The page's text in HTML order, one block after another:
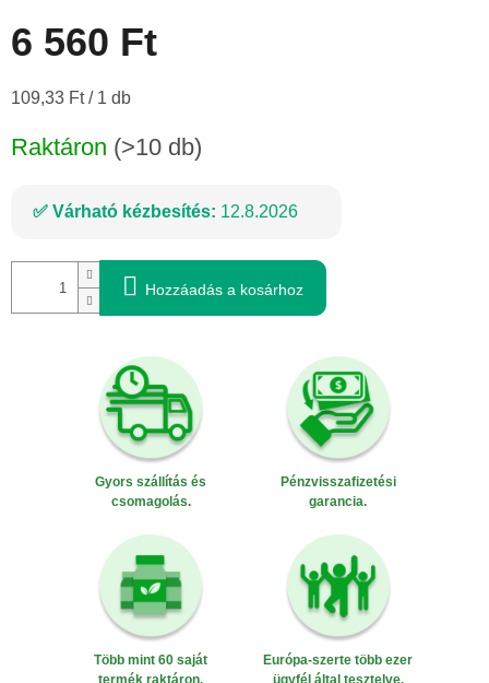
6 560 Ft
Egységár:
109,33 Ft / 1 db
Raktáron (>10 db)
Várható kézbesítés: 12.8.2026
Hozzáadás a kosárhoz
Gyors szállítás és
csomagolás.
Pénzvisszafizetési
garancia.
Több mint 60 saját
Európa-szerte több ezer